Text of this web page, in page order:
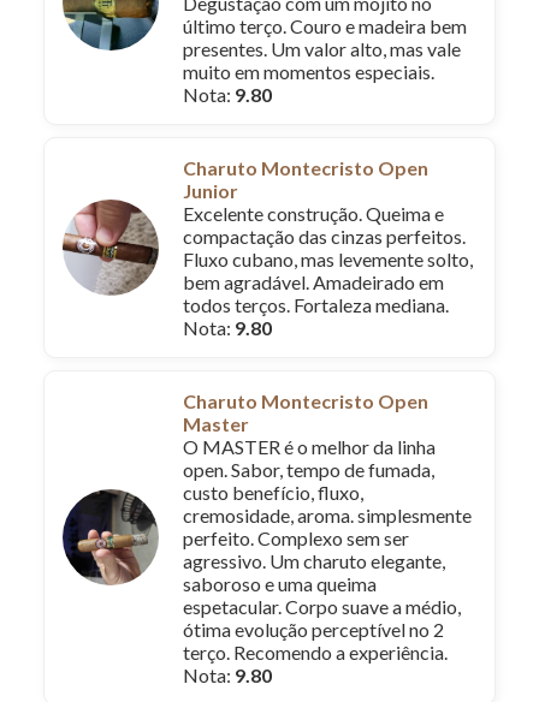
último terço. Couro e madeira bem
presentes. Um valor alto, mas vale
muito em momentos especiais.
Nota: 9.80
Charuto Montecristo Open
Junior
Excelente construção. Queima e
compactação das cinzas perfeitos.
Fluxo cubano, mas levemente solto,
bem agradável. Amadeirado em
todos terços. Fortaleza mediana.
Nota: 9.80
Charuto Montecristo Open
Master
O MASTER é o melhor da linha
open. Sabor, tempo de fumada,
custo benefício, fluxo,
cremosidade, aroma. simplesmente
perfeito. Complexo sem ser
agressivo. Um charuto elegante,
saboroso e uma queima
espetacular. Corpo suave a médio,
ótima evolução perceptível no 2
terço. Recomendo a experiência.
Nota: 9.80